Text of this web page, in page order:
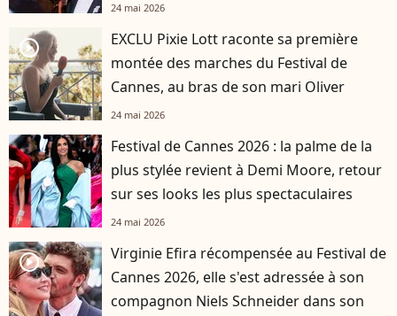
24 mai 2026
player2
EXCLU Pixie Lott raconte sa première
montée des marches du Festival de
Cannes, au bras de son mari Oliver
24 mai 2026
Festival de Cannes 2026 : la palme de la
plus stylée revient à Demi Moore, retour
sur ses looks les plus spectaculaires
24 mai 2026
player2
Virginie Efira récompensée au Festival de
Cannes 2026, elle s'est adressée à son
compagnon Niels Schneider dans son